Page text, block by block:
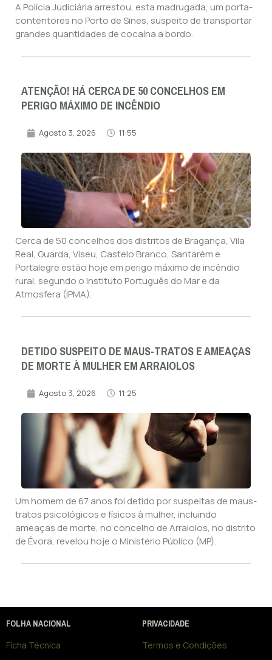
A Polícia Judiciária arrestou, esta madrugada, um porta-
contentores no Porto de Sines, suspeito de transportar
grandes quantidades de cocaína a bordo.
ATENÇÃO! HÁ CERCA DE 50 CONCELHOS EM
PERIGO MÁXIMO DE INCÊNDIO
Agosto 3, 2026 11:55
Cerca de 50 concelhos dos distritos de Bragança, Vila
Real, Guarda, Viseu, Castelo Branco, Santarém e
Portalegre estão hoje em perigo máximo de incêndio
rural, segundo o Instituto Português do Mar e da
Atmosfera (IPMA).
DETIDO SUSPEITO DE MAUS-TRATOS E AMEAÇAS
DE MORTE À MULHER EM ARRAIOLOS
Agosto 3, 2026 11:25
Um homem de 67 anos foi detido por suspeitas de maus-
tratos psicológicos e físicos à mulher, incluindo
ameaças de morte, no concelho de Arraiolos, no distrito
de Évora, revelou hoje o Ministério Público (MP).
FOLHA NACIONAL
Ficha Técnica
PRIVACIDADE
Termos e Condições